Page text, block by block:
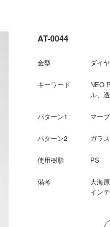
AT-0044
金型 ダイ
キーワード
NEO
ル、
パターン1 マー
パターン2 ガラ
使用樹脂 PS
備考
大海
イン